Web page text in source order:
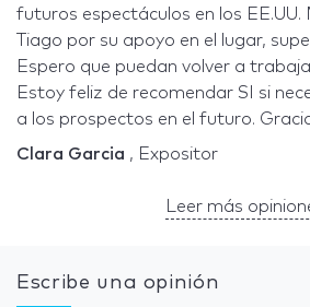
futuros espectáculos en los EE.UU.
Tiago por su apoyo en el lugar,
Espero que puedan volver a
Estoy feliz de recomendar SI si
a los prospectos en el futuro.
Clara Garcia , Expositor
Leer más
Escribe una opinión